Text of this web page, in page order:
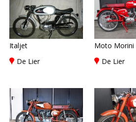
Italjet
De Lier
Moto Morini
De Lier